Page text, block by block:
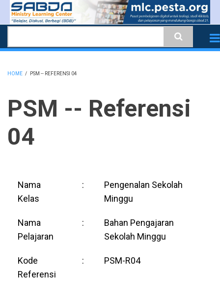
Skip
content
HOME / PSM -- REFERENSI 04
PSM -- Referensi
04
Nama
Kelas
:
Pengenalan Sekolah
Minggu
Nama
Pelajaran
:
Bahan Pengajaran
Sekolah Minggu
Kode
Referensi
: PSM-R04